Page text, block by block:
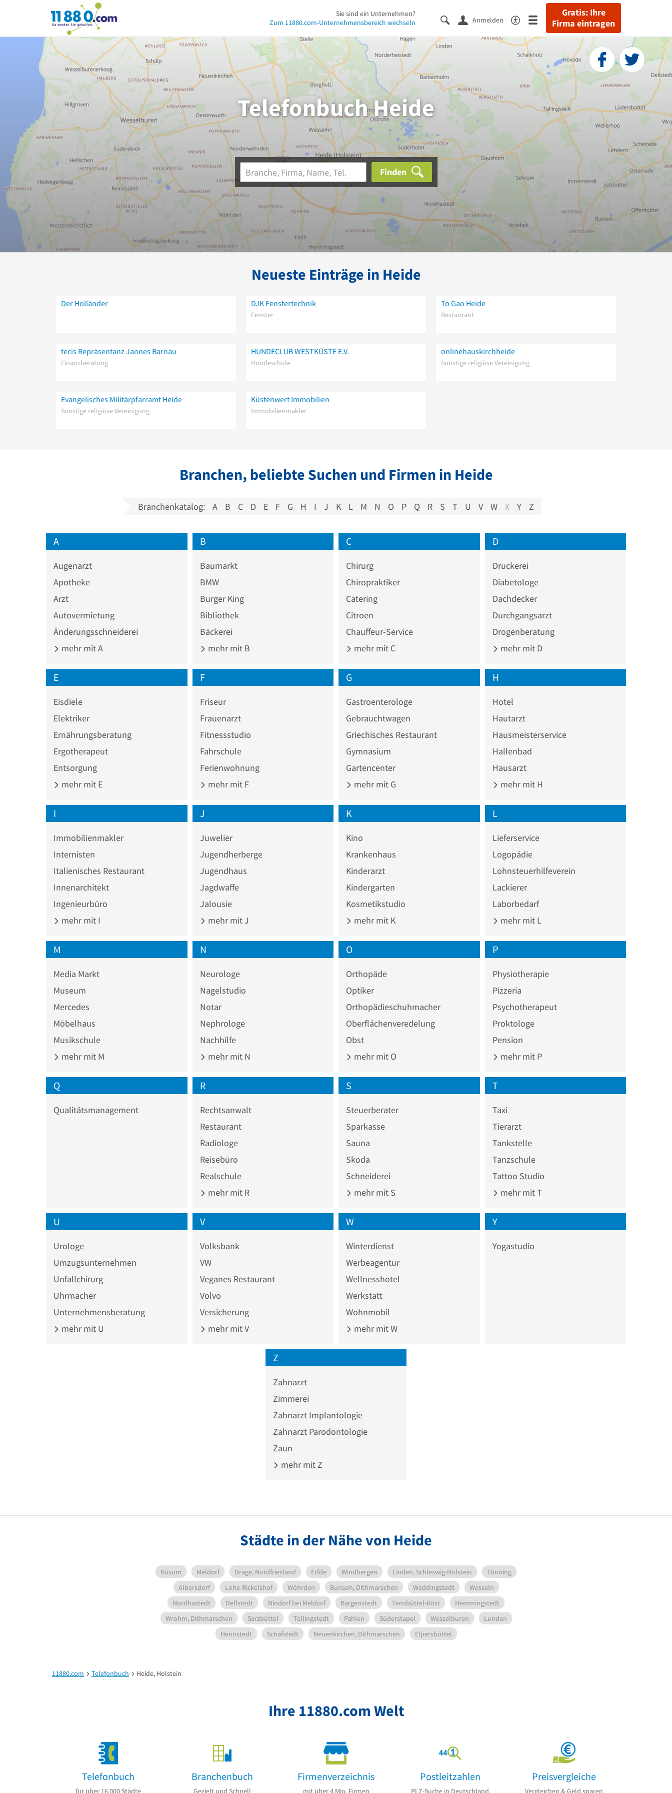
11880.com
Gratis: Ihre
Firma eintragen
Anmelden
Sie sind ein Unternehmen?
Zum 11880.com-Unternehmensbereich wechseln
Telefonbuch Heide
Finden
Neueste Einträge in Heide
Der Holländer DJK Fenstertechnik
Fenster
To Gao Heide
Restaurant
tecis Repräsentanz Jannes Barnau
Finanzberatung
HUNDECLUB WESTKÜSTE E.V.
Hundeschule
onlinehauskirchheide
Sonstige religiöse Vereinigung
Evangelisches Militärpfarramt Heide
Sonstige religiöse Vereinigung
Küstenwert Immobilien
Immobilienmakler
Branchen, beliebte Suchen und Firmen in Heide
Branchenkatalog: A B C D E F G H I J K L M N O P Q R S T U V W X Y Z
A
Augenarzt
Apotheke
Arzt
Autovermietung
Änderungsschneiderei
mehr mit A
B
Baumarkt
BMW
Burger King
Bibliothek
Bäckerei
mehr mit B
C
Chirurg
Chiropraktiker
Catering
Citroen
Chauffeur-Service
mehr mit C
D
Druckerei
Diabetologe
Dachdecker
Durchgangsarzt
Drogenberatung
mehr mit D
E
Eisdiele
Elektriker
Ernährungsberatung
Ergotherapeut
Entsorgung
mehr mit E
F
Friseur
Frauenarzt
Fitnessstudio
Fahrschule
Ferienwohnung
mehr mit F
G
Gastroenterologe
Gebrauchtwagen
Griechisches Restaurant
Gymnasium
Gartencenter
mehr mit G
H
Hotel
Hautarzt
Hausmeisterservice
Hallenbad
Hausarzt
mehr mit H
I
Immobilienmakler
Internisten
Italienisches Restaurant
Innenarchitekt
Ingenieurbüro
mehr mit I
J
Juwelier
Jugendherberge
Jugendhaus
Jagdwaffe
Jalousie
mehr mit J
K
Kino
Krankenhaus
Kinderarzt
Kindergarten
Kosmetikstudio
mehr mit K
L
Lieferservice
Logopädie
Lohnsteuerhilfeverein
Lackierer
Laborbedarf
mehr mit L
M
Media Markt
Museum
Mercedes
Möbelhaus
Musikschule
mehr mit M
N
Neurologe
Nagelstudio
Notar
Nephrologe
Nachhilfe
mehr mit N
O
Orthopäde
Optiker
Orthopädieschuhmacher
Oberflächenveredelung
Obst
mehr mit O
P
Physiotherapie
Pizzeria
Psychotherapeut
Proktologe
Pension
mehr mit P
Q
Qualitätsmanagement
R
Rechtsanwalt
Restaurant
Radiologe
Reisebüro
Realschule
mehr mit R
S
Steuerberater
Sparkasse
Sauna
Skoda
Schneiderei
mehr mit S
T
Taxi
Tierarzt
Tankstelle
Tanzschule
Tattoo Studio
mehr mit T
U
Urologe
Umzugsunternehmen
Unfallchirurg
Uhrmacher
Unternehmensberatung
mehr mit U
V
Volksbank
VW
Veganes Restaurant
Volvo
Versicherung
mehr mit V
W
Winterdienst
Werbeagentur
Wellnesshotel
Werkstatt
Wohnmobil
mehr mit W
Y
Yogastudio
Z
Zahnarzt
Zimmerei
Zahnarzt Implantologie
Zahnarzt Parodontologie
Zaun
mehr mit Z
Städte in der Nähe von Heide
Büsum Meldorf Drage, Nordfriesland Erfde Windbergen Linden, Schleswig-Holstein
Tönning
Albersdorf
Lohe-Rickelshof Wöhrden Bunsoh, Dithmarschen Weddingstedt
Wesseln
Nordhastedt
Dellstedt Nindorf bei Meldorf Bargenstedt Tensbüttel-Röst
Hemmingstedt
Wrohm, Dithmarschen
Sarzbüttel Tellingstedt Pahlen Süderstapel Wesselburen
Lunden
Hennstedt
Schafstedt Neuenkirchen, Dithmarschen Elpersbüttel
11880.com Telefonbuch Heide, Holstein
Ihre 11880.com Welt
Telefonbuch
für über 16.000 Städte
Branchenbuch
Gezielt und Schnell
Firmenverzeichnis
mit über 4 Mio. Firmen
Postleitzahlen
PLZ-Suche in Deutschland
Preisvergleiche
Vergleichen & Geld sparen